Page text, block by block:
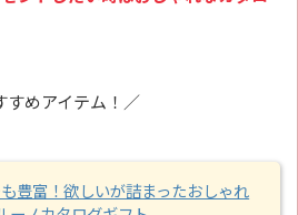
すめアイテム！／
豊富！欲しいが詰まったおしゃれ